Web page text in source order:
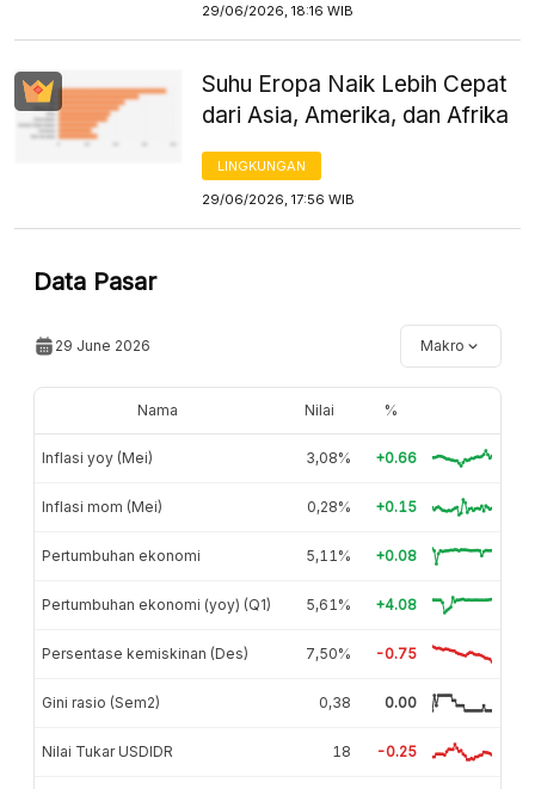
29/06/2026, 18:16 WIB
Suhu Eropa Naik Lebih Cepat
dari Asia, Amerika, dan Afrika
LINGKUNGAN
29/06/2026, 17:56 WIB
Data Pasar
29 June 2026 Makro
Nama Nilai %
Inflasi yoy (Mei) 3,08% +0.66
Inflasi mom (Mei) 0,28% +0.15
Pertumbuhan ekonomi 5,11% +0.08
Pertumbuhan ekonomi (yoy) (Q1) 5,61% +4.08
Persentase kemiskinan (Des) 7,50% -0.75
Gini rasio (Sem2) 0,38 0.00
Nilai Tukar USDIDR 18 -0.25